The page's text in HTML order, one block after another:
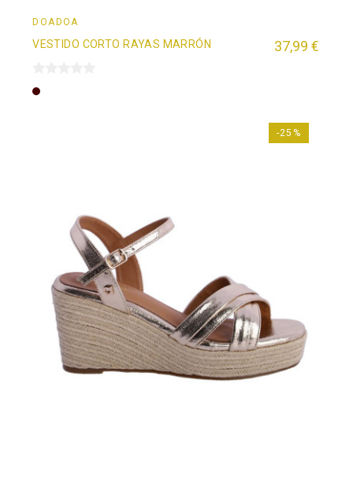
DOADOÄ
VESTIDO CORTO RAYAS MARRÓN 37,99 €
Marrón
-25%